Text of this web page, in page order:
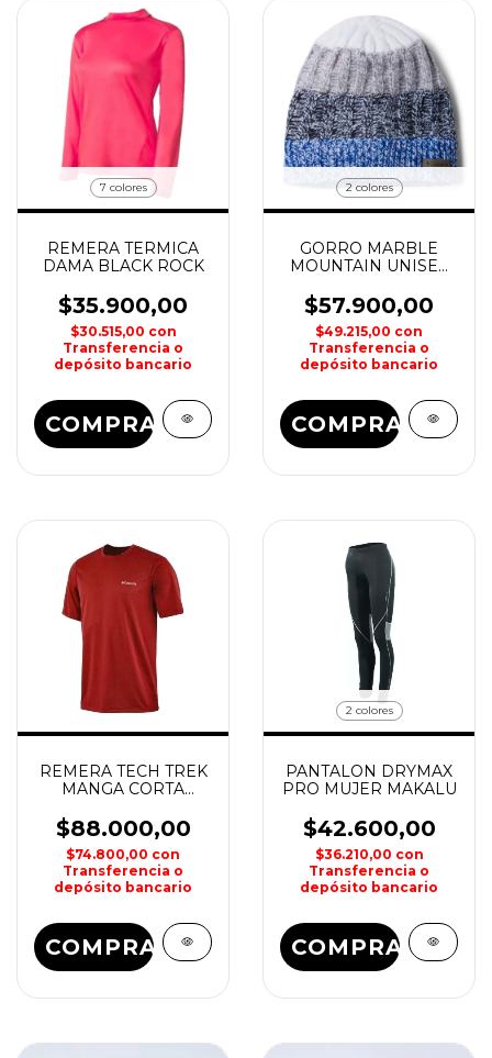
7 colores
REMERA TERMICA
DAMA BLACK ROCK
$35.900,00
$30.515,00 con
Transferencia o
depósito bancario
COMPRAR
2 colores
GORRO MARBLE
MOUNTAIN UNISEX
$57.900,00
$49.215,00 con
Transferencia o
depósito bancario
COMPRAR
REMERA TECH TREK
MANGA CORTA
$88.000,00
$74.800,00 con
Transferencia o
depósito bancario
COMPRAR
2 colores
PANTALON DRYMAX
PRO MUJER MAKALU
$42.600,00
$36.210,00 con
Transferencia o
depósito bancario
COMPRAR